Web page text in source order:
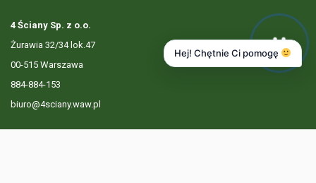
4 Ściany Sp. z o.o.
Żurawia 32/34 lok.47
00-515 Warszawa
884-884-153
biuro@4sciany.waw.pl
Hej! Chętnie Ci pomogę